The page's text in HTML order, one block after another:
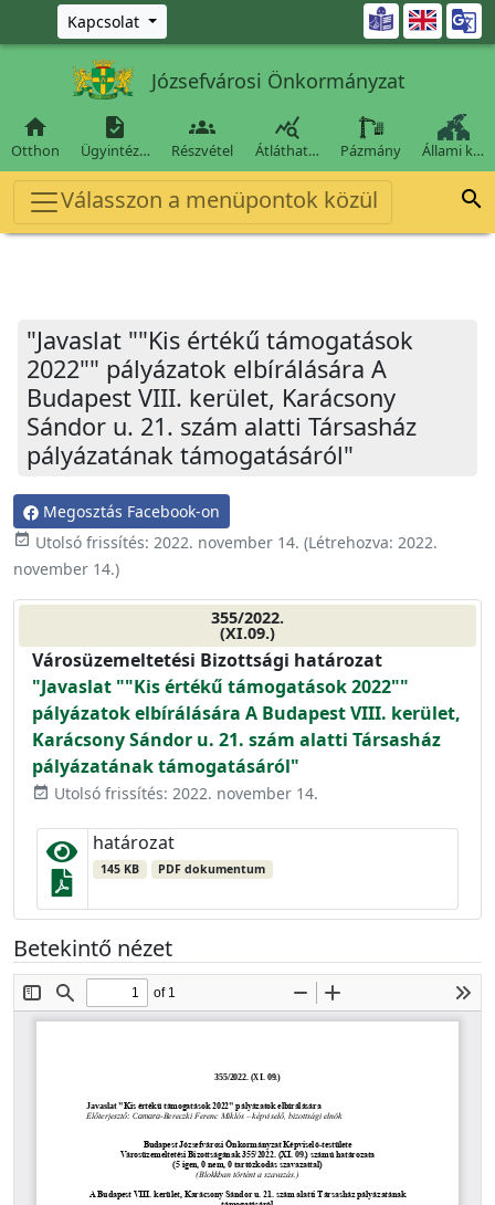
Ugrás a fő tartalomra
Kapcsolat 
Józsefvárosi Önkormányzat

Otthon

Ügyintéz…

Részvétel

Átláthat… Pázmány Állami k…
Válasszon a menüpontok közül 
"Javaslat ""Kis értékű támogatások
2022"" pályázatok elbírálására A
Budapest VIII. kerület, Karácsony
Sándor u. 21. szám alatti Társasház
pályázatának támogatásáról"
Megosztás Facebook-on
event_available Utolsó frissítés: 2022. november 14. (Létrehozva: 2022.
november 14.)
355/2022.
(XI.09.)
Városüzemeltetési Bizottsági határozat
"Javaslat ""Kis értékű támogatások 2022""
pályázatok elbírálására A Budapest VIII. kerület,
Karácsony Sándor u. 21. szám alatti Társasház
pályázatának támogatásáról"
event_available Utolsó frissítés: 2022. november 14.
határozat
145 KB PDF dokumentum
Betekintő nézet